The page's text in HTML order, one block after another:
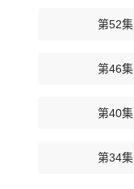
第52集
第46集
第40集
第34集